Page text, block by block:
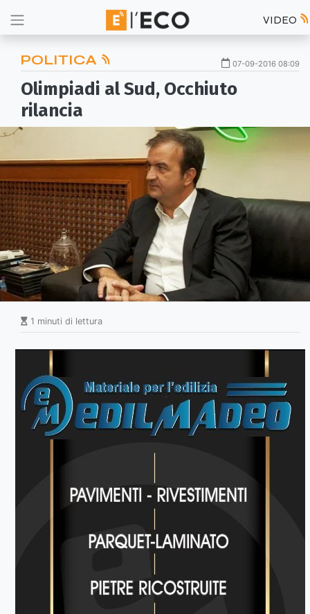
VIDEO
POLITICA 07-09-2016 08:09
Olimpiadi al Sud, Occhiuto
rilancia
1 minuti di lettura